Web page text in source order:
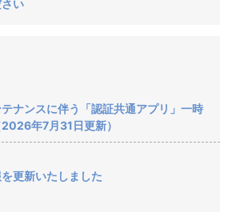
い
テナンスに伴う「認証共通アプリ」一時
年7月31日更新）
更新いたしました